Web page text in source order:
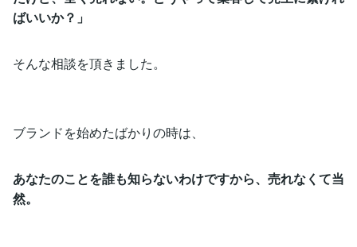
ばいいか？」
そんな相談を頂きました。
ブランドを始めたばかりの時は、
あなたのことを誰も知らないわけですから、売れなくて当
然。